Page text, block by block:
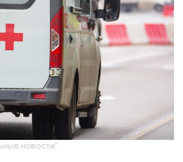
новости"